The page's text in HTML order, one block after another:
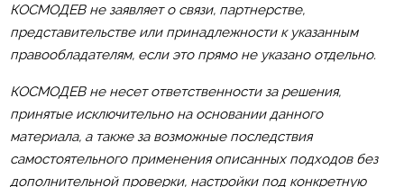
КОСМОДЕВ не заявляет о связи, партнерстве,
представительстве или принадлежности к указанным
правообладателям, если это прямо не указано отдельно.
КОСМОДЕВ не несет ответственности за решения,
принятые исключительно на основании данного
материала, а также за возможные последствия
самостоятельного применения описанных подходов без
дополнительной проверки, настройки под конкретную